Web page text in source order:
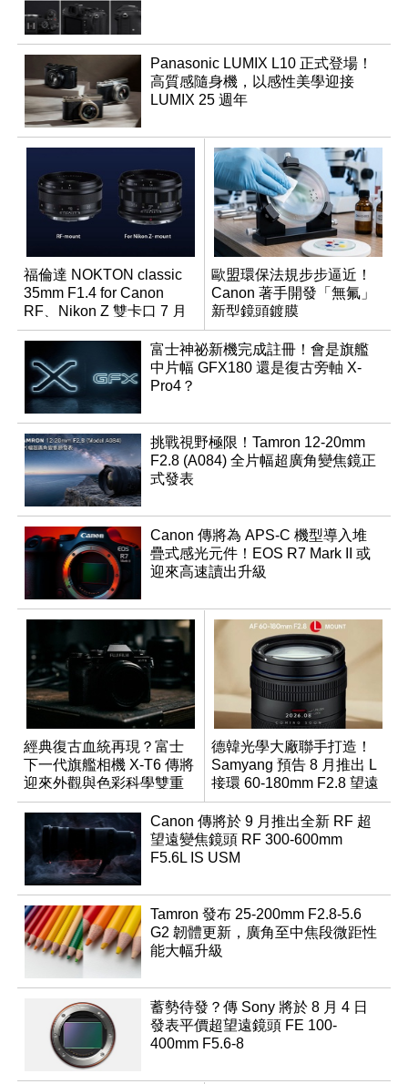
Panasonic LUMIX L10 正式登場！
高質感隨身機，以感性美學迎接
LUMIX 25 週年
福倫達 NOKTON classic
35mm F1.4 for Canon
RF、Nikon Z 雙卡口 7 月
同步登台
歐盟環保法規步步逼近！
Canon 著手開發「無氟」
新型鏡頭鍍膜
富士神祕新機完成註冊！會是旗艦
中片幅 GFX180 還是復古旁軸 X-
Pro4？
挑戰視野極限！Tamron 12-20mm
F2.8 (A084) 全片幅超廣角變焦鏡正
式發表
Canon 傳將為 APS-C 機型導入堆
疊式感光元件！EOS R7 Mark II 或
迎來高速讀出升級
經典復古血統再現？富士
下一代旗艦相機 X-T6 傳將
迎來外觀與色彩科學雙重
優化
德韓光學大廠聯手打造！
Samyang 預告 8 月推出 L
接環 60-180mm F2.8 望遠
變焦鏡
Canon 傳將於 9 月推出全新 RF 超
望遠變焦鏡頭 RF 300-600mm
F5.6L IS USM
Tamron 發布 25-200mm F2.8-5.6
G2 韌體更新，廣角至中焦段微距性
能大幅升級
蓄勢待發？傳 Sony 將於 8 月 4 日
發表平價超望遠鏡頭 FE 100-
400mm F5.6-8